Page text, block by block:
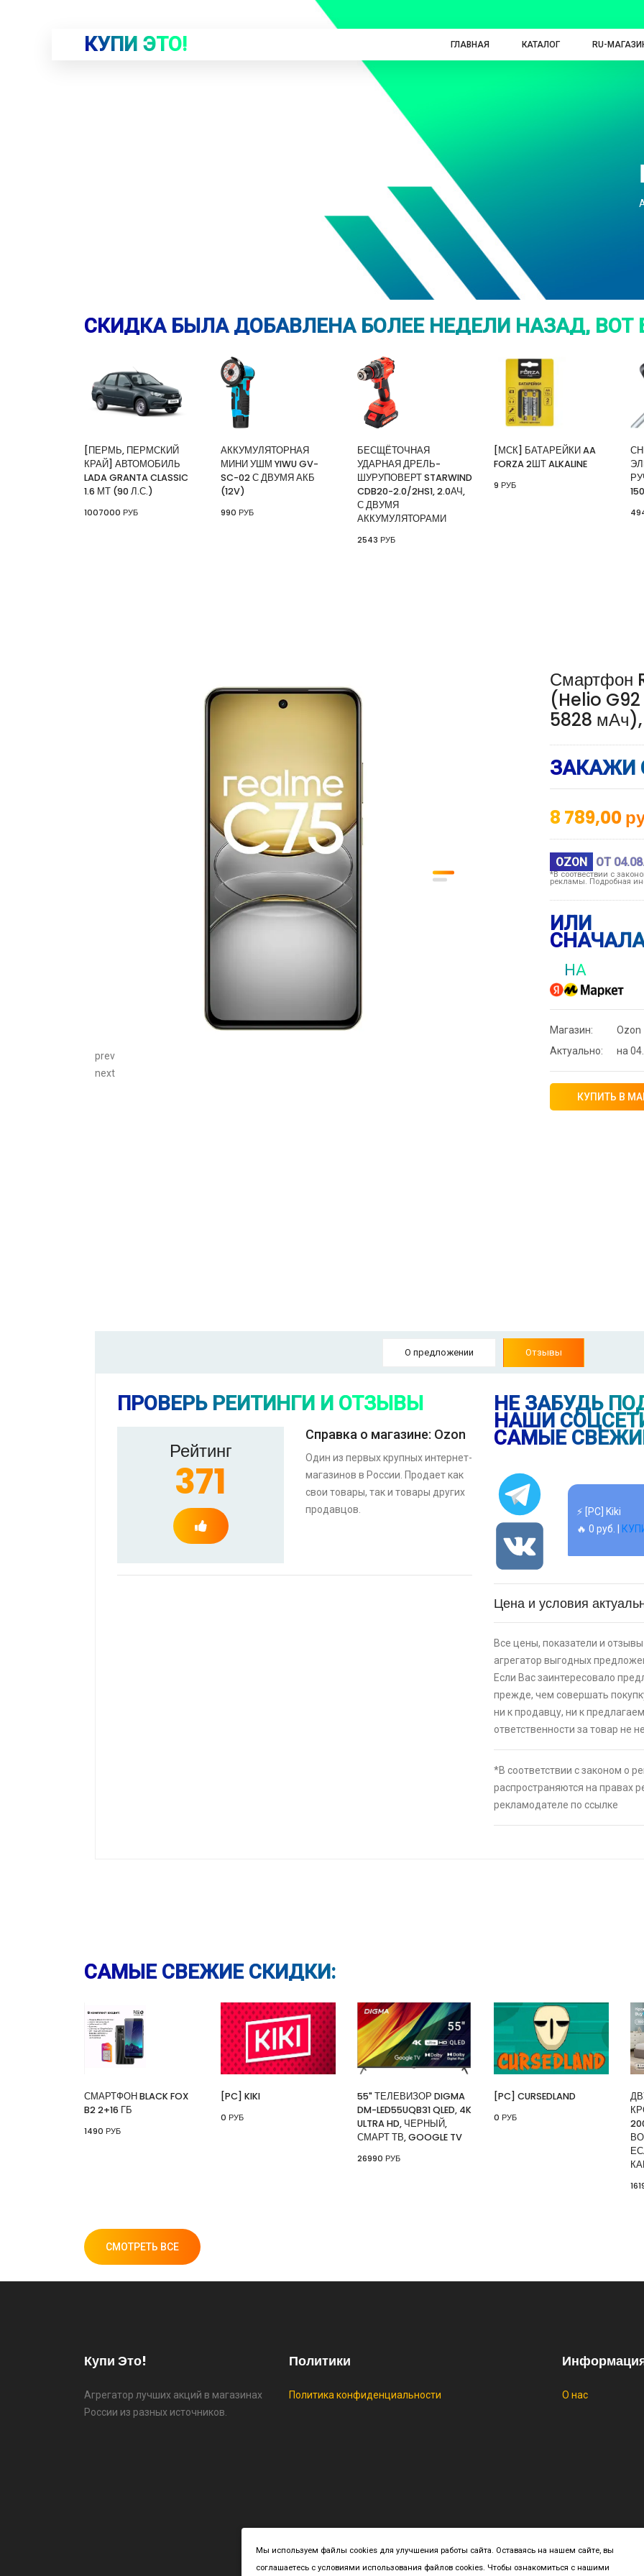
КУПИ ЭТО! ГЛАВНАЯ КАТАЛОГ RU-
СКИДКА БЫЛА ДОБАВЛЕНА БОЛЕЕ НЕДЕЛИ НАЗАД, ВОТ
[ПЕРМЬ, ПЕРМСКИЙ
КРАЙ] АВТОМОБИЛЬ
LADA GRANTA CLASSIC
1.6 МТ (90 Л.С.)
1007000 РУБ
АККУМУЛЯТОРНАЯ
МИНИ УШМ YIWU GV-
SC-02 С ДВУМЯ АКБ
(12V)
990 РУБ
БЕСЩЁТОЧНАЯ
УДАРНАЯ ДРЕЛЬ-
ШУРУПОВЕРТ STARWIND
CDB20-2.0/2HS1, 2.0АЧ,
С ДВУМЯ
АККУМУЛЯТОРАМИ
2543 РУБ
[МСК] БАТАРЕЙКИ AA
FORZA 2ШТ ALKALINE
9 РУБ
prev
next
Смартфон
(Helio G92
5828 мАч),
ЗАКАЖИ
8 789,00
OZON ОТ
*В соотвествии с
рекламы. Подробная
ИЛИ
НА
Магазин:
Ozon
Актуально:
на
КУПИТЬ В
О предложении Отзывы
ПРОВЕРЬ РЕЙТИНГИ И ОТЗЫВЫ
Рейтинг
371
Справка о магазине: Ozon
Один из первых крупных интернет-
магазинов в России. Продает как
свои товары, так и товары других
продавцов.
НЕ ЗАБУДЬ
НАШИ
САМЫЕ
⚡ [PC] Kiki
⚡ 55"
Ultra HD,
🔥 0 руб. |
⚡
скидкой +
картой
🔥 16190 руб. |
🔥 0 руб. |
⚡ Смартфон
⚡ 55"
Ultra HD,
🔥 26990 руб. |
⚡ [PC]
⚡
скидкой +
Цена и условия
Все цены, показатели и
агрегатор выгодных
Если Вас заинтересовало
прежде, чем совершать
ни к продавцу, ни к
ответственности за товар не
*В соответствии с законом о
распространяются на правах
рекламодателе по ссылке
САМЫЕ СВЕЖИЕ СКИДКИ:
СМАРТФОН BLACK FOX
B2 2+16 ГБ
1490 РУБ
[PC] KIKI
0 РУБ
55" ТЕЛЕВИЗОР DIGMA
DM-LED55UQB31 QLED, 4K
ULTRA HD, ЧЕРНЫЙ,
СМАРТ ТВ, GOOGLE TV
26990 РУБ
[PC] CURSEDLAND
0 РУБ
СМОТРЕТЬ ВСЕ
Купи Это!
Агрегатор лучших акций в магазинах
России из разных источников.
Политики
Политика конфиденциальности О нас
Мы используем файлы cookies для улучшения работы сайта. Оставаясь на нашем сайте, вы
соглашаетесь с условиями использования файлов cookies. Чтобы ознакомиться с нашими